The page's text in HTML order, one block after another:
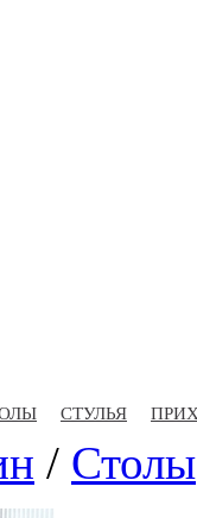
СТУЛЬЯ
/ Столы